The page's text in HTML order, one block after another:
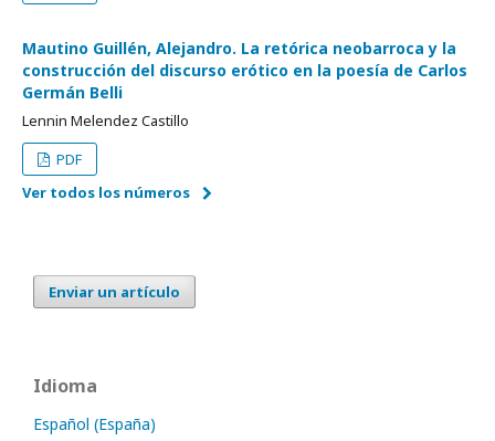
Mautino Guillén, Alejandro. La retórica neobarroca y la
construcción del discurso erótico en la poesía de Carlos
Germán Belli
Lennin Melendez Castillo
PDF
Ver todos los números
Enviar un artículo
Idioma
Español (España)